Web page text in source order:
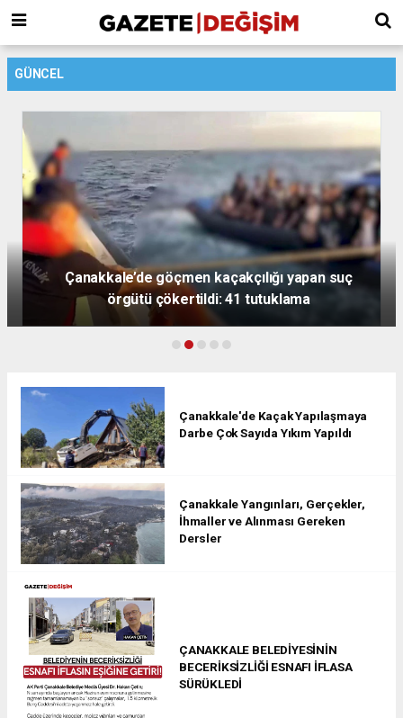
GÜNCEL
Rantın Gölgesinde Kaybolan Şehirler, Müteahhit
mi, Beton Tüccarı mı?
Çanakkale'de Kaçak Yapılaşmaya
Darbe Çok Sayıda Yıkım Yapıldı
Çanakkale Yangınları, Gerçekler,
İhmaller ve Alınması Gereken
Dersler
ÇANAKKALE BELEDİYESİNİN
BECERİKSİZLİĞİ ESNAFI İFLASA
SÜRÜKLEDİ